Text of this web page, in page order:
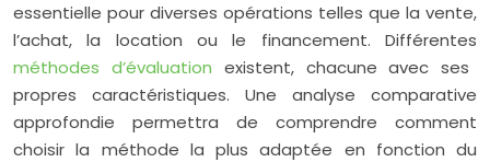
essentielle pour diverses opérations telles que la vente,
l’achat, la location ou le financement. Différentes
méthodes d’évaluation existent, chacune avec ses
propres caractéristiques. Une analyse comparative
approfondie permettra de comprendre comment
choisir la méthode la plus adaptée en fonction du